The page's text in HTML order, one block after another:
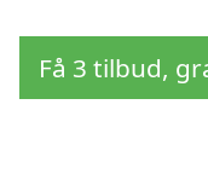
Få 3 tilbud,